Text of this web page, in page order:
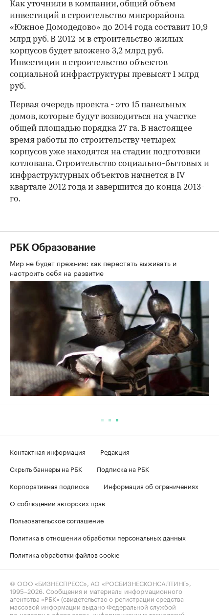
Как уточнили в компании, общий объем
инвестиций в строительство микрорайона
«Южное Домодедово» до 2014 года составит 10,9
млрд руб. В 2012-м в строительство жилых
корпусов будет вложено 3,2 млрд руб.
Инвестиции в строительство объектов
социальной инфраструктуры превысят 1 млрд
руб.
Первая очередь проекта - это 15 панельных
домов, которые будут возводиться на участке
общей площадью порядка 27 га. В настоящее
время работы по строительству четырех
корпусов уже находятся на стадии подготовки
котлована. Строительство социально-бытовых и
инфраструктурных объектов начнется в IV
квартале 2012 года и завершится до конца 2013-
го.
РБК Образование
Мир не будет прежним: как перестать выживать и
настроить себя на развитие
Контактная информация
Редакция
Скрыть баннеры на РБК
Подписка на РБК
Корпоративная подписка
Информация об ограничениях
О соблюдении авторских прав
Пользовательское соглашение
Политика в отношении обработки персональных данных
Политика обработки файлов cookie
© ООО «БИЗНЕСПРЕСС», АО «РОСБИЗНЕСКОНСАЛТИНГ»,
1995–2026. Сообщения и материалы информационного
агентства «РБК» (свидетельство о регистрации средства
массовой информации выдано Федеральной службой